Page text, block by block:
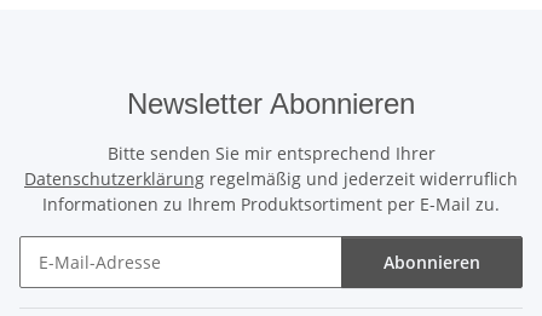
Newsletter Abonnieren
Bitte senden Sie mir entsprechend Ihrer
Datenschutzerklärung regelmäßig und jederzeit widerruflich
Informationen zu Ihrem Produktsortiment per E-Mail zu.
Abonnieren